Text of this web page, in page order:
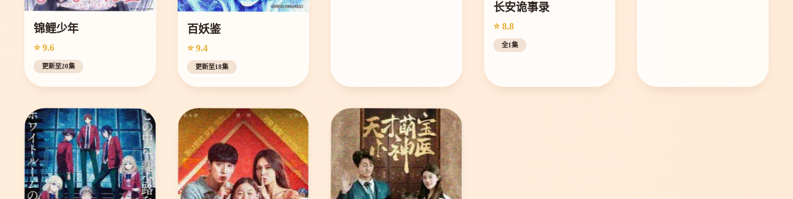
锦鲤少年
⭐ 9.6
更新至20集
百妖鉴
⭐ 9.4
更新至18集
长安诡事录
⭐ 8.8
全1集